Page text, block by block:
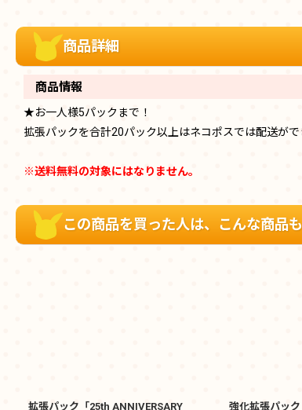
商品詳細
商品情報
★お一人様5パックまで！
拡張パックを合計20パック以上はネコポスでは配送が
※送料無料の対象にはなりません。
この商品を買った人は、こんな商品
拡張パック「25th ANNIVERSARY
強化拡張パッ